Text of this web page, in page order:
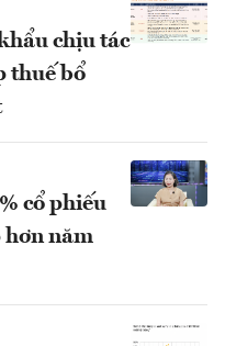
chịu tác
thuế bổ
cổ phiếu
hơn năm